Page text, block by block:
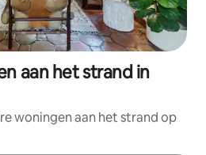
aan het strand in
woningen aan het strand op